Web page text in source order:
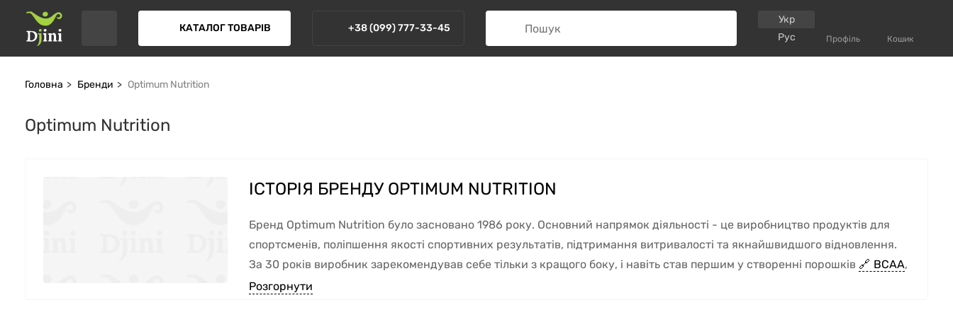
КАТАЛОГ ТОВАРІВ +38 (099) 777-33-45
Укр
Рус
Профіль Кошик
Головна Бренди Optimum Nutrition
Optimum Nutrition
ІСТОРІЯ БРЕНДУ OPTIMUM NUTRITION
Бренд Optimum Nutrition було засновано 1986 року. Основний напрямок діяльності - це виробництво продуктів для
спортсменів, поліпшення якості спортивних результатів, підтримання витривалості та якнайшвидшого відновлення.
За 30 років виробник зарекомендував себе тільки з кращого боку, і навіть став першим у створенні порошків
ВСАА,
повільного казеїну і незамінних
Розгорнути